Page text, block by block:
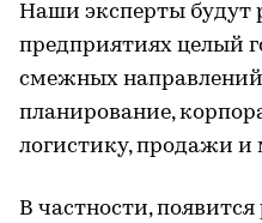
Наши эксперты будут
предприятиях целый
смежных
планирование,
логистику, продажи и
В частности,